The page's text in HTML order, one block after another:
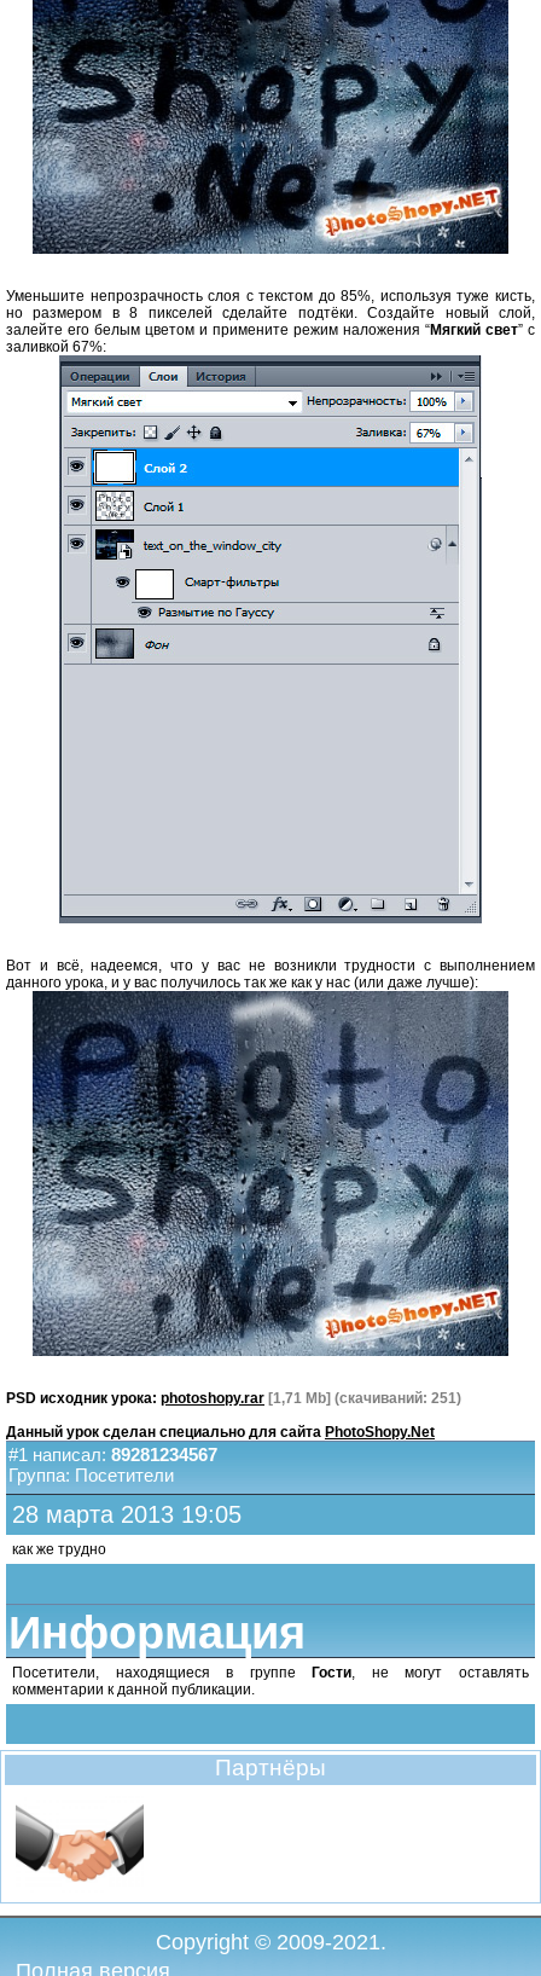
Уменьшите непрозрачность слоя с текстом до 85%, используя туже кисть,
но размером в 8 пикселей сделайте подтёки. Создайте новый слой,
залейте его белым цветом и примените режим наложения “Мягкий свет” с
заливкой 67%:
Вот и всё, надеемся, что у вас не возникли трудности с выполнением
данного урока, и у вас получилось так же как у нас (или даже лучше):
PSD исходник урока: photoshopy.rar [1,71 Mb] (cкачиваний: 251)
Данный урок сделан специально для сайта PhotoShopy.Net
#1 написал: 89281234567
Группа: Посетители
28 марта 2013 19:05
как же трудно
Информация
Посетители, находящиеся в группеГости , не могут оставлять
комментарии к данной публикации.
Партнёры
Copyright © 2009-2021.
Полная версия